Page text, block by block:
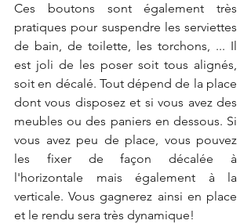
Ces boutons sont également très
pratiques pour suspendre les serviettes
de bain, de toilette, les torchons, ... Il
est joli de les poser soit tous alignés,
soit en décalé. Tout dépend de la place
dont vous disposez et si vous avez des
meubles ou des paniers en dessous. Si
vous avez peu de place, vous pouvez
les fixer de façon décalée à
l'horizontale mais également à la
verticale. Vous gagnerez ainsi en place
et le rendu sera très dynamique!